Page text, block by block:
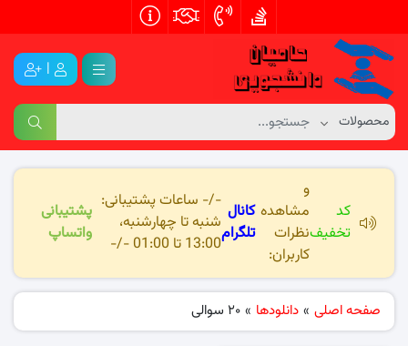
|
کد
تخفیف
و
مشاهده
نظرات
کاربران:
کانال
تلگرام
-/- ساعات پشتیبانی:
شنبه تا چهارشنبه،
13:00 تا 01:00 -/-
پشتیبانی
واتساپ
صفحه اصلی » دانلودها » 20 سوالی